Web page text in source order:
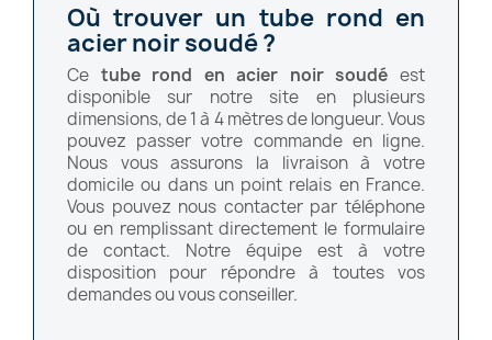
Où trouver un tube rond en
acier noir soudé ?
Ce tube rond en acier noir soudé est
disponible sur notre site en plusieurs
dimensions, de 1 à 4 mètres de longueur. Vous
pouvez passer votre commande en ligne.
Nous vous assurons la livraison à votre
domicile ou dans un point relais en France.
Vous pouvez nous contacter par téléphone
ou en remplissant directement le formulaire
de contact. Notre équipe est à votre
disposition pour répondre à toutes vos
demandes ou vous conseiller.